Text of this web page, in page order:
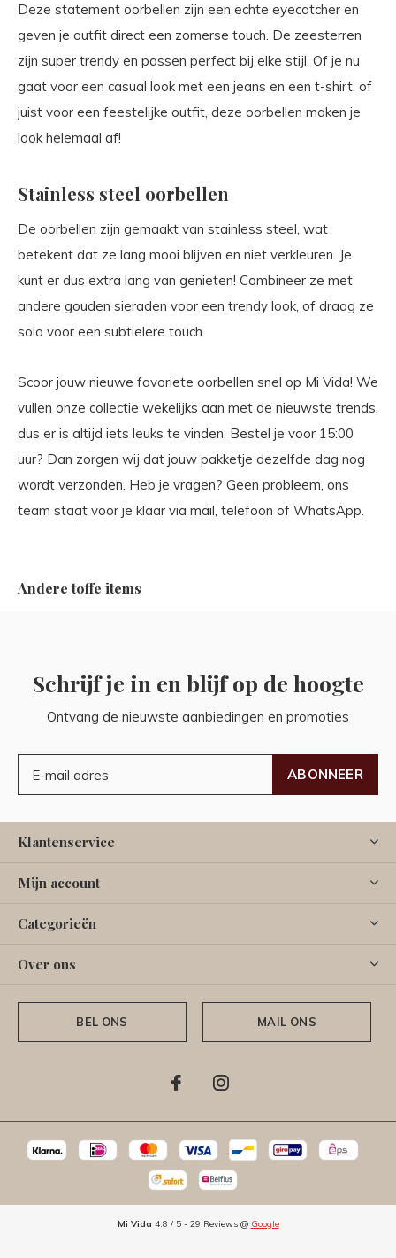
Deze statement oorbellen zijn een echte eyecatcher en
geven je outfit direct een zomerse touch. De zeesterren
zijn super trendy en passen perfect bij elke stijl. Of je nu
gaat voor een casual look met een jeans en een t-shirt, of
juist voor een feestelijke outfit, deze oorbellen maken je
look helemaal af!
Stainless steel oorbellen
De oorbellen zijn gemaakt van stainless steel, wat
betekent dat ze lang mooi blijven en niet verkleuren. Je
kunt er dus extra lang van genieten! Combineer ze met
andere gouden sieraden voor een trendy look, of draag ze
solo voor een subtielere touch.
Scoor jouw nieuwe favoriete oorbellen snel op Mi Vida! We
vullen onze collectie wekelijks aan met de nieuwste trends,
dus er is altijd iets leuks te vinden. Bestel je voor 15:00
uur? Dan zorgen wij dat jouw pakketje dezelfde dag nog
wordt verzonden. Heb je vragen? Geen probleem, ons
team staat voor je klaar via mail, telefoon of WhatsApp.
Andere toffe items
Schrijf je in en blijf op de hoogte
Ontvang de nieuwste aanbiedingen en promoties
ABONNEER
Klantenservice
Mijn account
Categorieën
Over ons
BEL ONS MAIL ONS
Mi Vida 4.8 / 5- 29 Reviews @ Google